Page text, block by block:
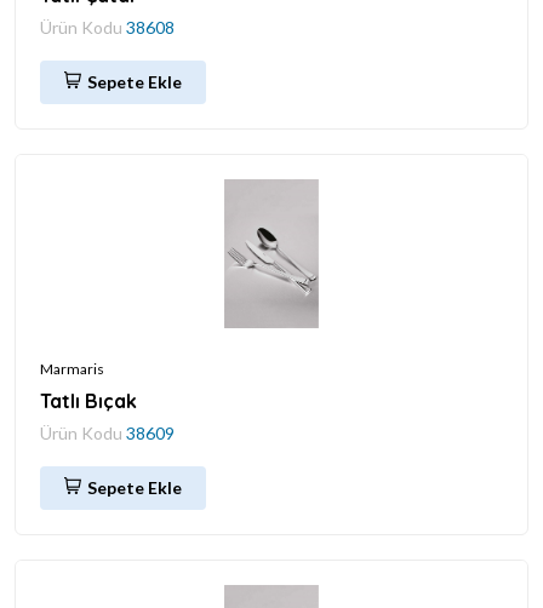
Ürün Kodu 38608
Sepete Ekle
Marmaris
Tatlı Bıçak
Ürün Kodu 38609
Sepete Ekle